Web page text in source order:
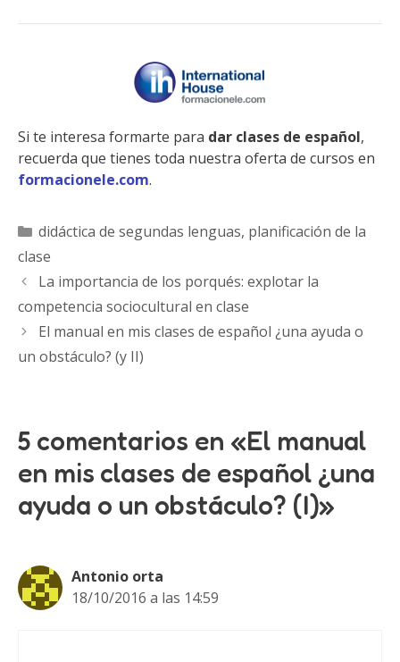
Si te interesa formarte para dar clases de español,
recuerda que tienes toda nuestra oferta de cursos en
formacionele.com.
Categorías
didáctica de segundas lenguas, planificación de la
clase
La importancia de los porqués: explotar la
competencia sociocultural en clase
El manual en mis clases de español ¿una ayuda o
un obstáculo? (y II)
5 comentarios en «El manual
en mis clases de español ¿una
ayuda o un obstáculo? (I)»
Antonio orta
18/10/2016 a las 14:59